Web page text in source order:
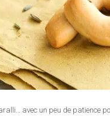
avec un peu de patience